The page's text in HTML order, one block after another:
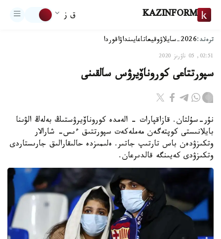
KAZINFORM ق ز
ترەند:2026-سايلاۋ وقيعاتاعايىنداۋاقوردا
02:51, 05 ناۋرىز 2020
سپورتتاعى كوروناۆيرۋس سالقىنى
نۇر-سۇلتان. قازاقپارات - الەمدە كوروناۆيرۋستىڭ بەلەڭ الۋىنا
بايلانىستى كوپتەگەن مەملەكەت سپورتتىق ءىس- شارالار
وتكىزۋدەن باس تارتىپ جاتىر. ەلىمىزدە حالىقارالىق جارىستاردى
وتكىزۋدى كەيىنگە قالدىرعان.